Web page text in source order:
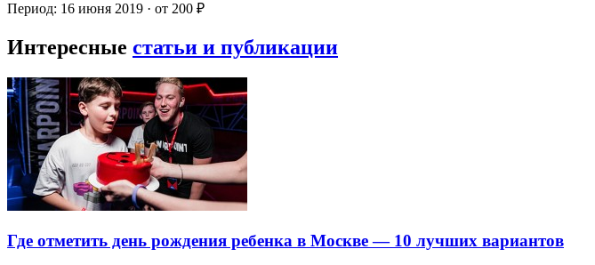
Период: 16 июня 2019 · от 200 ₽
Интересные статьи и публикации
Где отметить день рождения ребенка в Москве — 10 лучших вариантов